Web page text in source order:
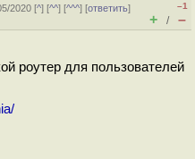
2020 [^] [^^] [^^^] [ответить]
–1
+ / –
роутер для пользователей